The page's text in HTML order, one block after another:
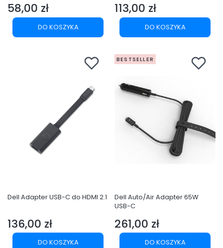
Cena
58,00 zł
DO KOSZYKA
Cena
113,00 zł
DO KOSZYKA
Dell Adapter USB-C do HDMI 2.1
Cena
136,00 zł
DO KOSZYKA
BESTSELLER
Dell Auto/Air Adapter 65W
USB-C
Cena
261,00 zł
DO KOSZYKA